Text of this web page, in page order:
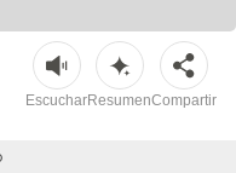
EscucharResumenCompartir